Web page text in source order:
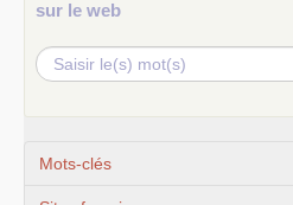
sur le web
Mots-clés